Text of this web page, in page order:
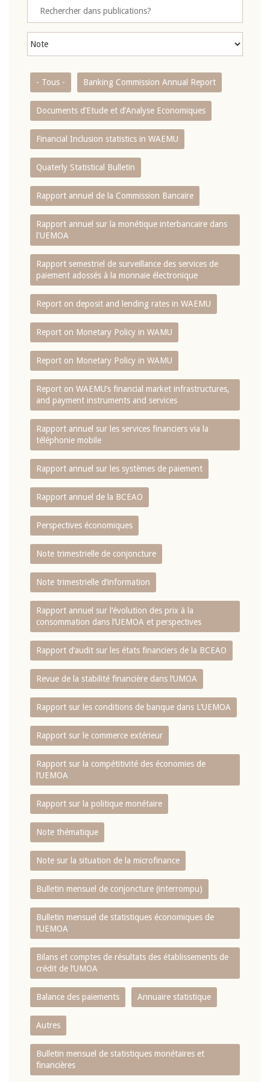
- Tous - Banking Commission Annual Report
Documents d’Etude et d’Analyse Economiques
Financial Inclusion statistics in WAEMU
Quaterly Statistical Bulletin
Rapport annuel de la Commission Bancaire
Rapport annuel sur la monétique interbancaire dans
l'UEMOA
Rapport semestriel de surveillance des services de
paiement adossés à la monnaie électronique
Report on deposit and lending rates in WAEMU
Report on Monetary Policy in WAMU
Report on Monetary Policy in WAMU
Report on WAEMU’s financial market infrastructures,
and payment instruments and services
Rapport annuel sur les services financiers via la
téléphonie mobile
Rapport annuel sur les systèmes de paiement
Rapport annuel de la BCEAO
Perspectives économiques
Note trimestrielle de conjoncture
Note trimestrielle d‘information
Rapport annuel sur l‘évolution des prix à la
consommation dans l‘UEMOA et perspectives
Rapport d‘audit sur les états financiers de la BCEAO
Revue de la stabilité financière dans l‘UMOA
Rapport sur les conditions de banque dans L‘UEMOA
Rapport sur le commerce extérieur
Rapport sur la compétitivité des économies de
l‘UEMOA
Rapport sur la politique monétaire
Note thématique
Note sur la situation de la microfinance
Bulletin mensuel de conjoncture (interrompu)
Bulletin mensuel de statistiques économiques de
l‘UEMOA
Bilans et comptes de résultats des établissements de
crédit de l‘UMOA
Balance des paiements Annuaire statistique
Autres
Bulletin mensuel de statistiques monétaires et
financières